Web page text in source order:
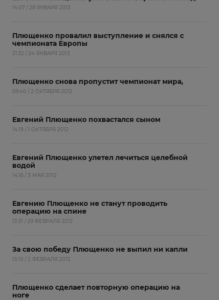
14:07 / 28 ЯНВАРЯ 2013
Плющенко провалил выступление и снялся с
чемпионата Европы
21:32 / 24 ЯНВАРЯ 2013
Плющенко снова пропустит чемпионат мира,
09:40 / 2 ОКТЯБРЯ 2012
Евгений Плющенко похвастался сыном
14:19 / 1 ОКТЯБРЯ 2012
Евгений Плющенко улетел лечиться целебной
водой
14:16 / 3 МАЯ 2012
Евгению Плющенко не станут проводить
операцию на спине
13:31 / 29 ФЕВРАЛЯ 2012
За свою победу Плющенко не выпил ни капли
13:10 / 2 ФЕВРАЛЯ 2012
Плющенко сделает повторную операцию на
ноге